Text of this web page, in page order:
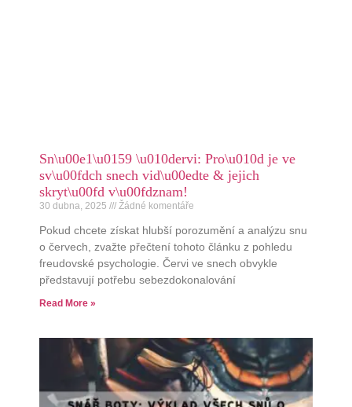
Sn\u00e1\u0159 \u010dervi: Pro\u010d je ve
sv\u00fdch snech vid\u00edte & jejich
skryt\u00fd v\u00fdznam!
30 dubna, 2025 Žádné komentáře
Pokud chcete získat hlubší porozumění a analýzu snu
o červech, zvažte přečtení tohoto článku z pohledu
freudovské psychologie. Červi ve snech obvykle
představují potřebu sebezdokonalování
Read More »